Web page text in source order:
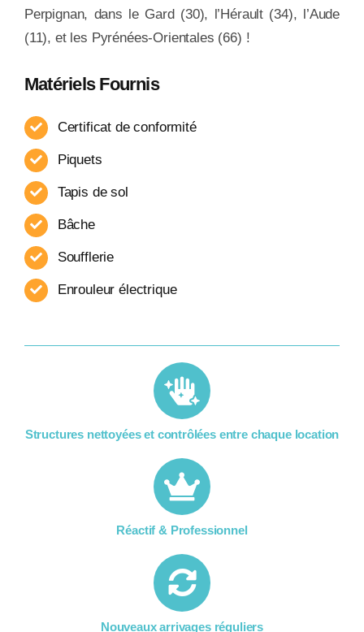
Perpignan, dans le Gard (30), l’Hérault (34), l’Aude
(11), et les Pyrénées-Orientales (66) !
Matériels Fournis
Certificat de conformité
Piquets
Tapis de sol
Bâche
Soufflerie
Enrouleur​ électrique
Structures nettoyées et contrôlées entre chaque location​
Réactif & Professionnel
Nouveaux arrivages réguliers